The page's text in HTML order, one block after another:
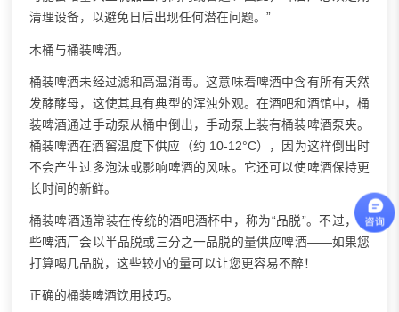
清理设备，以避免日后出现任何潜在问题。”
木桶与桶装啤酒。
桶装啤酒未经过滤和高温消毒。这意味着啤酒中含有所有天然
发酵酵母，这使其具有典型的浑浊外观。在酒吧和酒馆中，桶
装啤酒通过手动泵从桶中倒出，手动泵上装有桶装啤酒泵夹。
桶装啤酒在酒窖温度下供应（约 10-12°C），因为这样倒出时
不会产生过多泡沫或影响啤酒的风味。它还可以使啤酒保持更
长时间的新鲜。
桶装啤酒通常装在传统的酒吧酒杯中，称为“品脱”。不过，有
些啤酒厂会以半品脱或三分之一品脱的量供应啤酒——如果您
打算喝几品脱，这些较小的量可以让您更容易不醉！
正确的桶装啤酒饮用技巧。